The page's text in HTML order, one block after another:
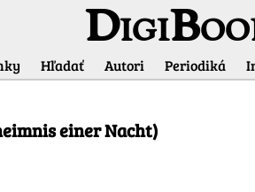
Hľadať Autori Periodiká
einer Nacht)